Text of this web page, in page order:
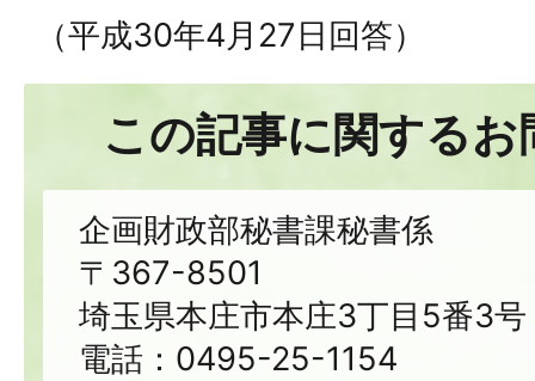
（平成30年4月27日回答）
この記事に関する
企画財政部秘書課秘書係
〒367-8501
埼玉県本庄市本庄3丁目5番3号
電話：0495-25-1154